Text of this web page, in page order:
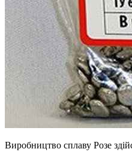
Виробництво сплаву Розе